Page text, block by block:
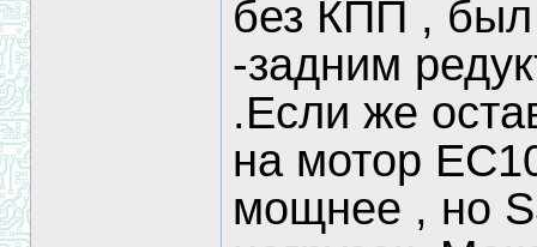
без КПП ,
-задним
.Если же
на мотор
мощнее , но